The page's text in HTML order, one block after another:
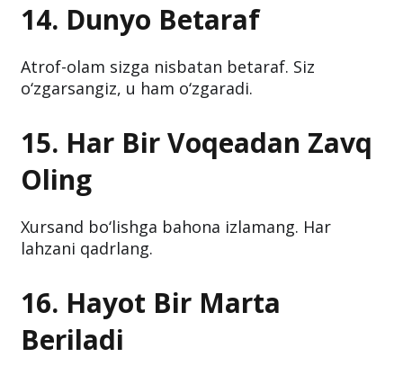
14. Dunyo Betaraf
Atrof-olam sizga nisbatan betaraf. Siz
o‘zgarsangiz, u ham o‘zgaradi.
15. Har Bir Voqeadan Zavq
Oling
Xursand bo‘lishga bahona izlamang. Har
lahzani qadrlang.
16. Hayot Bir Marta
Beriladi